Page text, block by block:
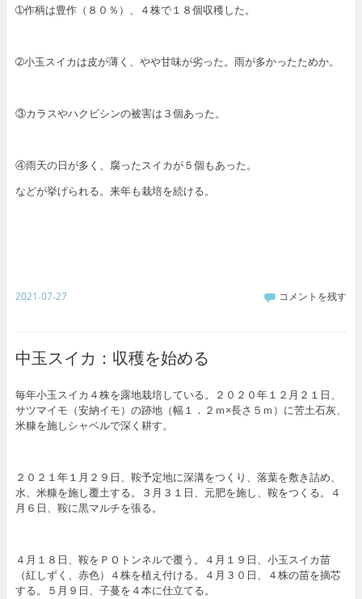
➀作柄は豊作（８０％）、４株で１８個収穫した。
➁小玉スイカは皮が薄く、やや甘味が劣った。雨が多かったためか。
③カラスやハクビシンの被害は３個あった。
④雨天の日が多く、腐ったスイカが５個もあった。
などが挙げられる。来年も栽培を続ける。
2021-07-27 コメントを残す
中玉スイカ：収穫を始める
毎年小玉スイカ４株を露地栽培している。２０２０年１２月２１日、
サツマイモ（安納イモ）の跡地（幅１．２ｍ×長さ５ｍ）に苦土石灰、
米糠を施しシャベルで深く耕す。
２０２１年１月２９日、鞍予定地に深溝をつくり、落葉を敷き詰め、
水、米糠を施し覆土する。３月３１日、元肥を施し、鞍をつくる。４
月６日、鞍に黒マルチを張る。
４月１８日、鞍をＰＯトンネルで覆う。４月１９日、小玉スイカ苗
（紅しずく、赤色）４株を植え付ける。４月３０日、４株の苗を摘芯
する。５月９日、子蔓を４本に仕立てる。